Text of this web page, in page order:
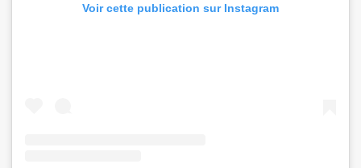
Voir cette publication sur Instagram